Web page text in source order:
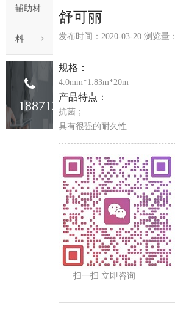
辅助材
料
18871233341
舒可丽
发布时间：2020-03-20 浏览量：
规格：
4.0mm*1.83m*20m
产品特点：
抗菌；
具有很强的耐久性
扫一扫 立即咨询